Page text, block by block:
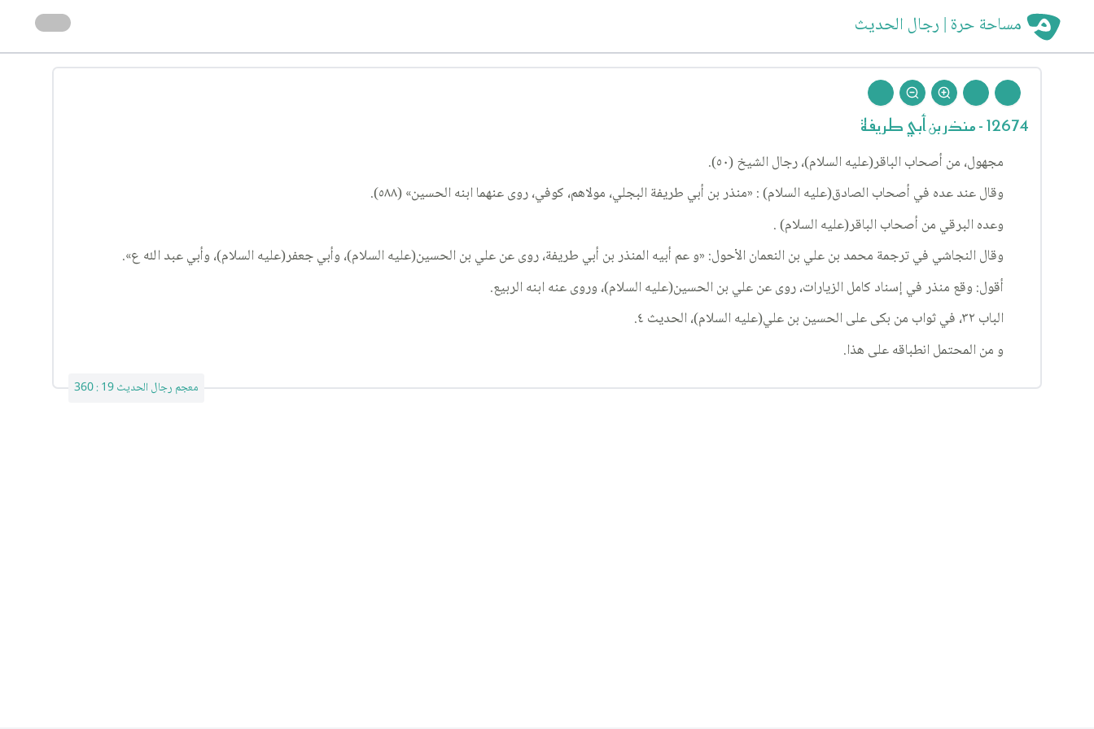
مساحة حرة | رجال الحديث
12674 - منذر بن أبي طريفة
مجهول، من أصحاب الباقر(عليه السلام)، رجال الشيخ (٥٠).
وقال عند عده في أصحاب الصادق(عليه السلام) : «منذر بن أبي طريفة البجلي، مولاهم، كوفي، روى عنهما ابنه الحسين» (٥٨٨).
وعده البرقي من أصحاب الباقر(عليه السلام) .
وقال النجاشي في ترجمة محمد بن علي بن النعمان الأحول: «و عم أبيه المنذر بن أبي طريفة، روى عن علي بن الحسين(عليه السلام)، وأبي جعفر(عليه السلام)، وأبي عبد الله ع».
أقول: وقع منذر في إسناد كامل الزيارات، روى عن علي بن الحسين(عليه السلام)، وروى عنه ابنه الربيع.
الباب ٣٢، في ثواب من بكى على الحسين بن علي(عليه السلام)، الحديث ٤.
و من المحتمل انطباقه على هذا.
معجم رجال الحديث 19 : 360